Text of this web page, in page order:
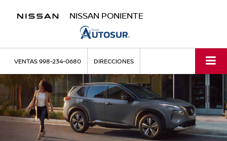
NISSAN PONIENTE
VENTAS998-234-0680 DIRECCIONES